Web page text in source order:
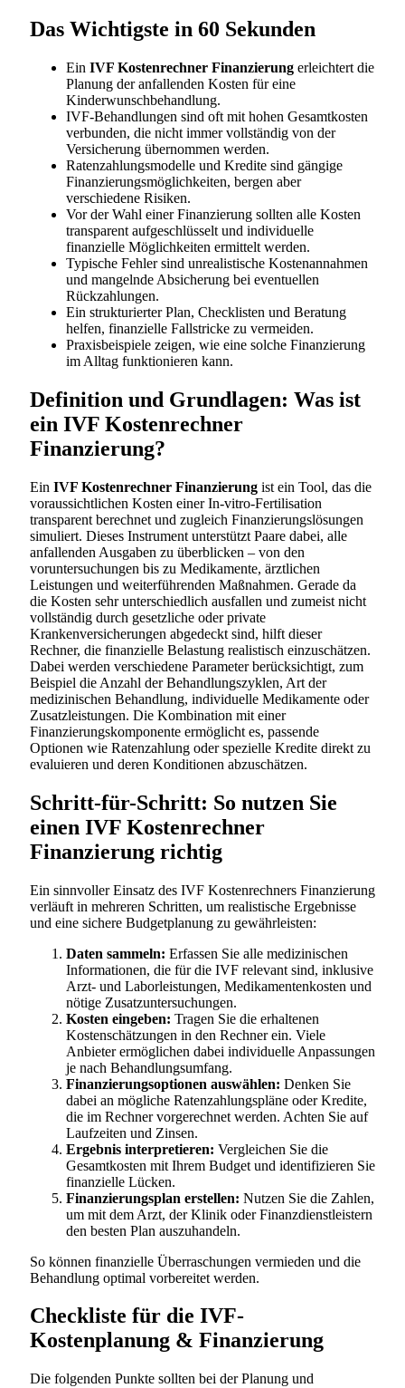
Das Wichtigste in 60 Sekunden
Ein IVF Kostenrechner Finanzierung erleichtert die
Planung der anfallenden Kosten für eine
Kinderwunschbehandlung.
IVF-Behandlungen sind oft mit hohen Gesamtkosten
verbunden, die nicht immer vollständig von der
Versicherung übernommen werden.
Ratenzahlungsmodelle und Kredite sind gängige
Finanzierungsmöglichkeiten, bergen aber
verschiedene Risiken.
Vor der Wahl einer Finanzierung sollten alle Kosten
transparent aufgeschlüsselt und individuelle
finanzielle Möglichkeiten ermittelt werden.
Typische Fehler sind unrealistische Kostenannahmen
und mangelnde Absicherung bei eventuellen
Rückzahlungen.
Ein strukturierter Plan, Checklisten und Beratung
helfen, finanzielle Fallstricke zu vermeiden.
Praxisbeispiele zeigen, wie eine solche Finanzierung
im Alltag funktionieren kann.
Definition und Grundlagen: Was ist
ein IVF Kostenrechner
Finanzierung?
Ein IVF Kostenrechner Finanzierung ist ein Tool, das die
voraussichtlichen Kosten einer In-vitro-Fertilisation
transparent berechnet und zugleich Finanzierungslösungen
simuliert. Dieses Instrument unterstützt Paare dabei, alle
anfallenden Ausgaben zu überblicken – von den
voruntersuchungen bis zu Medikamente, ärztlichen
Leistungen und weiterführenden Maßnahmen. Gerade da
die Kosten sehr unterschiedlich ausfallen und zumeist nicht
vollständig durch gesetzliche oder private
Krankenversicherungen abgedeckt sind, hilft dieser
Rechner, die finanzielle Belastung realistisch einzuschätzen.
Dabei werden verschiedene Parameter berücksichtigt, zum
Beispiel die Anzahl der Behandlungszyklen, Art der
medizinischen Behandlung, individuelle Medikamente oder
Zusatzleistungen. Die Kombination mit einer
Finanzierungskomponente ermöglicht es, passende
Optionen wie Ratenzahlung oder spezielle Kredite direkt zu
evaluieren und deren Konditionen abzuschätzen.
Schritt-für-Schritt: So nutzen Sie
einen IVF Kostenrechner
Finanzierung richtig
Ein sinnvoller Einsatz des IVF Kostenrechners Finanzierung
verläuft in mehreren Schritten, um realistische Ergebnisse
und eine sichere Budgetplanung zu gewährleisten:
Daten sammeln: Erfassen Sie alle medizinischen
Informationen, die für die IVF relevant sind, inklusive
Arzt- und Laborleistungen, Medikamentenkosten und
nötige Zusatzuntersuchungen.
Kosten eingeben: Tragen Sie die erhaltenen
Kostenschätzungen in den Rechner ein. Viele
Anbieter ermöglichen dabei individuelle Anpassungen
je nach Behandlungsumfang.
Finanzierungsoptionen auswählen: Denken Sie
dabei an mögliche Ratenzahlungspläne oder Kredite,
die im Rechner vorgerechnet werden. Achten Sie auf
Laufzeiten und Zinsen.
Ergebnis interpretieren: Vergleichen Sie die
Gesamtkosten mit Ihrem Budget und identifizieren Sie
finanzielle Lücken.
Finanzierungsplan erstellen: Nutzen Sie die Zahlen,
um mit dem Arzt, der Klinik oder Finanzdienstleistern
den besten Plan auszuhandeln.
So können finanzielle Überraschungen vermieden und die
Behandlung optimal vorbereitet werden.
Checkliste für die IVF-
Kostenplanung & Finanzierung
Die folgenden Punkte sollten bei der Planung und